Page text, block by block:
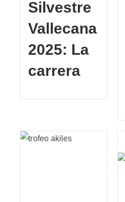
Silvestre
Vallecana
2025: La
carrera